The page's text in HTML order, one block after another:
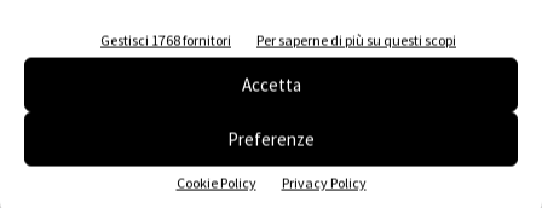
Gestisci 1768 fornitori Per saperne di più su questi scopi
Accetta
Preferenze
Cookie Policy Privacy Policy
Abbonati e regala
Iscriviti alla newsletter